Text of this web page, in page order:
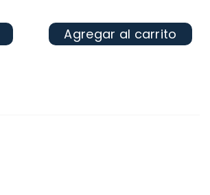
Agregar al carrito